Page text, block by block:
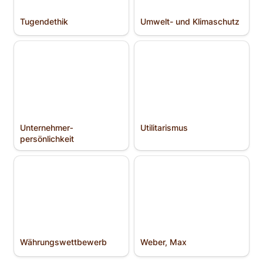
Tugendethik Umwelt- und Klimaschutz
Unternehmer­
Unternehmer­
persönlichkeit
Utilitarismus
Utilitarismus
Währungs­wettbewerb
Währungs­wettbewerb
Weber, Max
Weber, Max